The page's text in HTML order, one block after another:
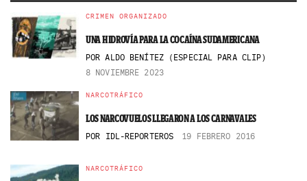
CRIMEN ORGANIZADO
UNA HIDROVÍA PARA LA COCAÍNA SUDAMERICANA
POR ALDO BENÍTEZ (ESPECIAL PARA CLIP)
8 NOVIEMBRE 2023
NARCOTRÁFICO
LOS NARCOVUELOS LLEGARON A LOS CARNAVALES
POR IDL-REPORTEROS 19 FEBRERO 2016
NARCOTRÁFICO